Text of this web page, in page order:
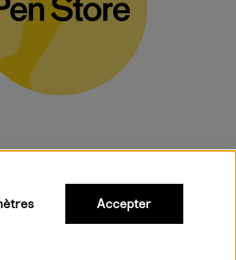
Accepter